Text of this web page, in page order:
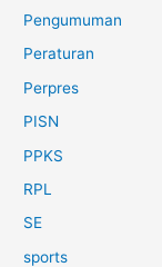
Pengumuman
Peraturan
Perpres
PISN
PPKS
RPL
SE
sports